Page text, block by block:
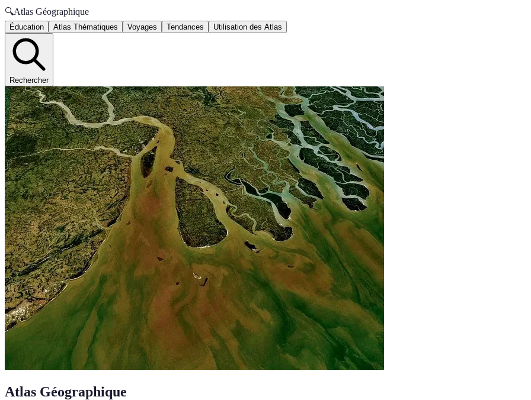
🔍Atlas Géographique
Éducation Atlas Thématiques Voyages Tendances Utilisation des Atlas
Rechercher
Atlas Géographique